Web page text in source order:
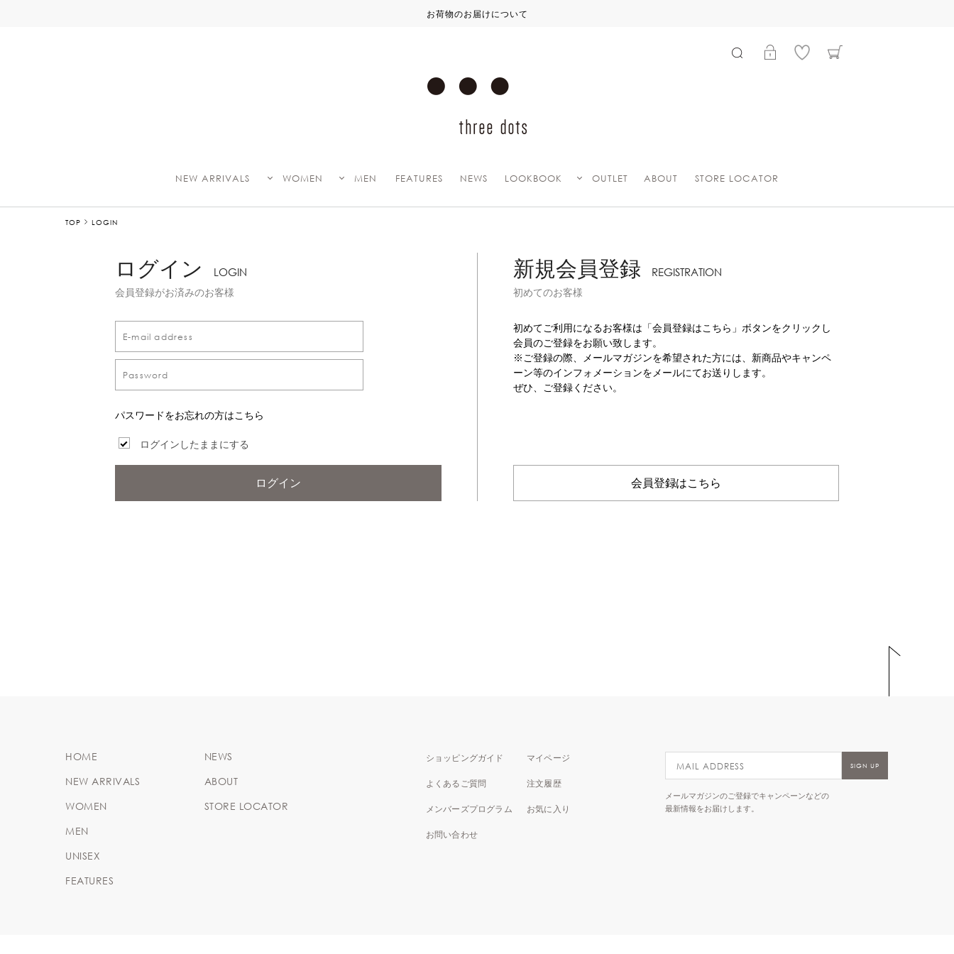
お荷物のお届けについて
NEW ARRIVALS WOMEN MEN FEATURES NEWS LOOKBOOK OUTLET ABOUT STORE LOCATOR
TOP LOGIN
ログイン LOGIN
会員登録がお済みのお客様
パスワードをお忘れの方はこちら
ログインしたままにする
ログイン
新規会員登録 REGISTRATION
初めてのお客様
初めてご利用になるお客様は「会員登録はこちら」ボタンをクリックし
会員のご登録をお願い致します。
※ご登録の際、メールマガジンを希望された方には、新商品やキャンペ
ーン等のインフォメーションをメールにてお送りします。
ぜひ、ご登録ください。
会員登録はこちら
HOME
NEW ARRIVALS
WOMEN
MEN
UNISEX
FEATURES
NEWS
ABOUT
STORE LOCATOR
ショッピングガイド
よくあるご質問
メンバーズプログラム
お問い合わせ
マイページ
注文履歴
お気に入り
メールマガジンのご登録でキャンペーンなどの
最新情報をお届けします。